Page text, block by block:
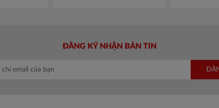
ĐĂNG KÝ NHẬN BẢN TIN